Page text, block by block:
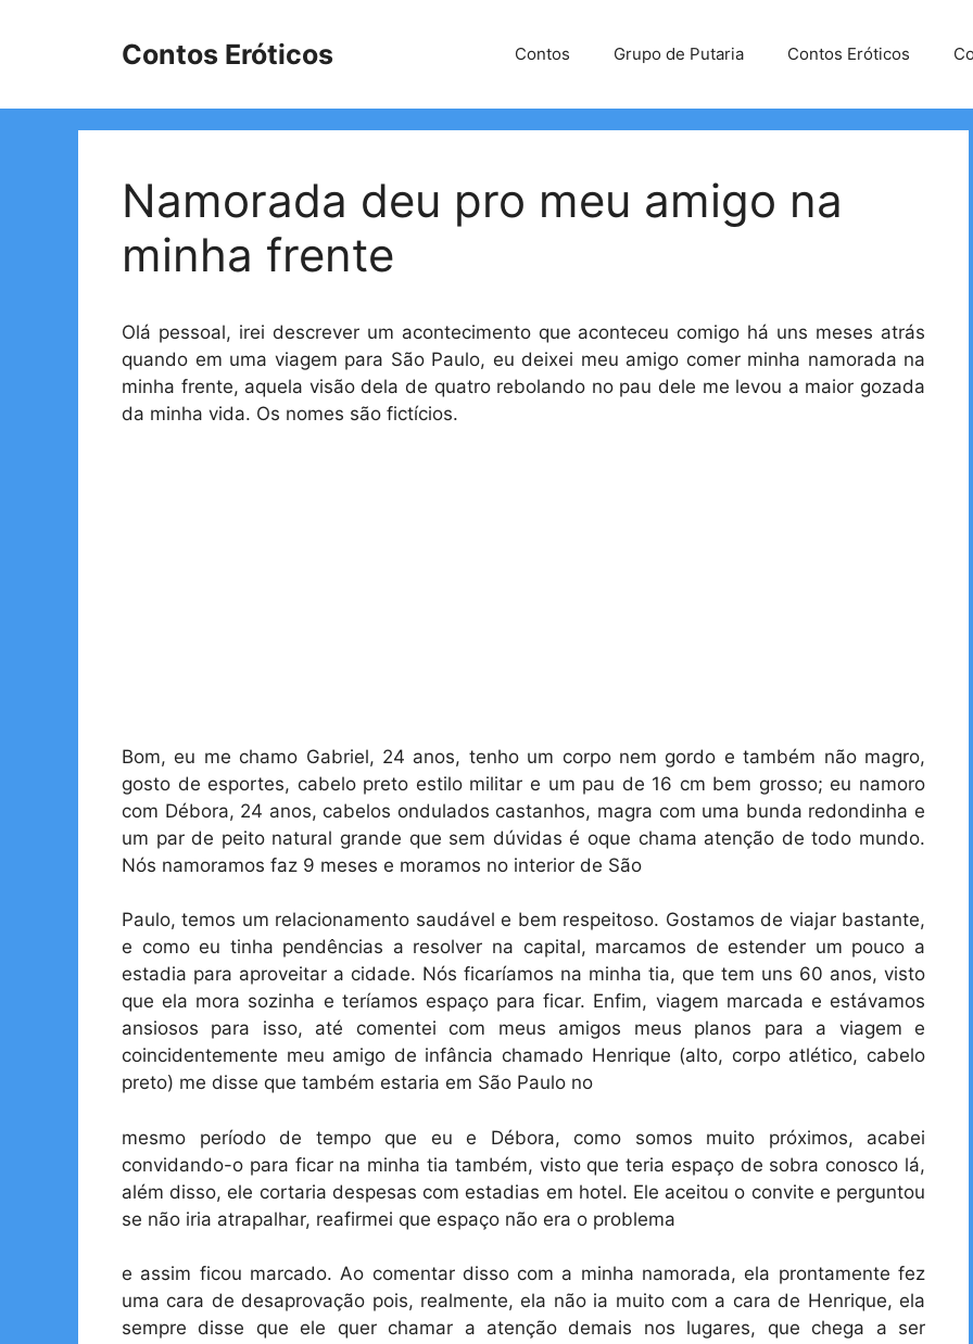
Contos Eróticos Contos Grupo de Putaria Contos Eróticos
Namorada deu pro meu amigo na
minha frente
Olá pessoal, irei descrever um acontecimento que aconteceu comigo há uns meses atrás
quando em uma viagem para São Paulo, eu deixei meu amigo comer minha namorada na
minha frente, aquela visão dela de quatro rebolando no pau dele me levou a maior gozada
da minha vida. Os nomes são fictícios.
Bom, eu me chamo Gabriel, 24 anos, tenho um corpo nem gordo e também não magro,
gosto de esportes, cabelo preto estilo militar e um pau de 16 cm bem grosso; eu namoro
com Débora, 24 anos, cabelos ondulados castanhos, magra com uma bunda redondinha e
um par de peito natural grande que sem dúvidas é oque chama atenção de todo mundo.
Nós namoramos faz 9 meses e moramos no interior de São
Paulo, temos um relacionamento saudável e bem respeitoso. Gostamos de viajar bastante,
e como eu tinha pendências a resolver na capital, marcamos de estender um pouco a
estadia para aproveitar a cidade. Nós ficaríamos na minha tia, que tem uns 60 anos, visto
que ela mora sozinha e teríamos espaço para ficar. Enfim, viagem marcada e estávamos
ansiosos para isso, até comentei com meus amigos meus planos para a viagem e
coincidentemente meu amigo de infância chamado Henrique (alto, corpo atlético, cabelo
preto) me disse que também estaria em São Paulo no
mesmo período de tempo que eu e Débora, como somos muito próximos, acabei
convidando-o para ficar na minha tia também, visto que teria espaço de sobra conosco lá,
além disso, ele cortaria despesas com estadias em hotel. Ele aceitou o convite e perguntou
se não iria atrapalhar, reafirmei que espaço não era o problema
e assim ficou marcado. Ao comentar disso com a minha namorada, ela prontamente fez
uma cara de desaprovação pois, realmente, ela não ia muito com a cara de Henrique, ela
sempre disse que ele quer chamar a atenção demais nos lugares, que chega a ser